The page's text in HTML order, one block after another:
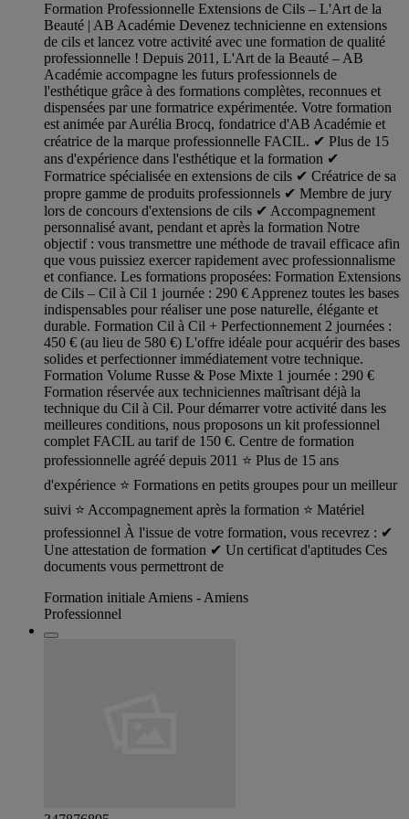
Formation Professionnelle Extensions de Cils – L'Art de la
Beauté | AB Académie Devenez technicienne en extensions
de cils et lancez votre activité avec une formation de qualité
professionnelle ! Depuis 2011, L'Art de la Beauté – AB
Académie accompagne les futurs professionnels de
l'esthétique grâce à des formations complètes, reconnues et
dispensées par une formatrice expérimentée. Votre formation
est animée par Aurélia Brocq, fondatrice d'AB Académie et
créatrice de la marque professionnelle FACIL. ✔ Plus de 15
ans d'expérience dans l'esthétique et la formation ✔
Formatrice spécialisée en extensions de cils ✔ Créatrice de sa
propre gamme de produits professionnels ✔ Membre de jury
lors de concours d'extensions de cils ✔ Accompagnement
personnalisé avant, pendant et après la formation Notre
objectif : vous transmettre une méthode de travail efficace afin
que vous puissiez exercer rapidement avec professionnalisme
et confiance. Les formations proposées: Formation Extensions
de Cils – Cil à Cil 1 journée : 290 € Apprenez toutes les bases
indispensables pour réaliser une pose naturelle, élégante et
durable. Formation Cil à Cil + Perfectionnement 2 journées :
450 € (au lieu de 580 €) L'offre idéale pour acquérir des bases
solides et perfectionner immédiatement votre technique.
Formation Volume Russe & Pose Mixte 1 journée : 290 €
Formation réservée aux techniciennes maîtrisant déjà la
technique du Cil à Cil. Pour démarrer votre activité dans les
meilleures conditions, nous proposons un kit professionnel
complet FACIL au tarif de 150 €. Centre de formation
professionnelle agréé depuis 2011 ⭐ Plus de 15 ans
d'expérience ⭐ Formations en petits groupes pour un meilleur
suivi ⭐ Accompagnement après la formation ⭐ Matériel
professionnel À l'issue de votre formation, vous recevrez : ✔
Une attestation de formation ✔ Un certificat d'aptitudes Ces
documents vous permettront de
Formation initiale Amiens - Amiens
Professionnel